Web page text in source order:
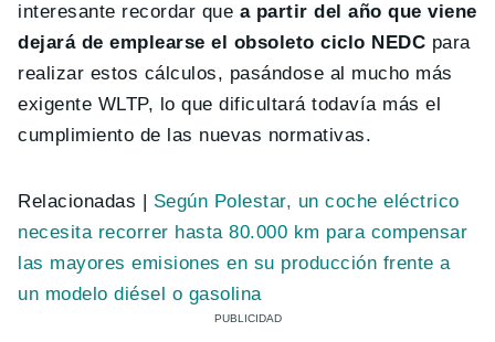
interesante recordar que a partir del año que viene
dejará de emplearse el obsoleto ciclo NEDC para
realizar estos cálculos, pasándose al mucho más
exigente WLTP, lo que dificultará todavía más el
cumplimiento de las nuevas normativas.
Relacionadas | Según Polestar, un coche eléctrico
necesita recorrer hasta 80.000 km para compensar
las mayores emisiones en su producción frente a
un modelo diésel o gasolina